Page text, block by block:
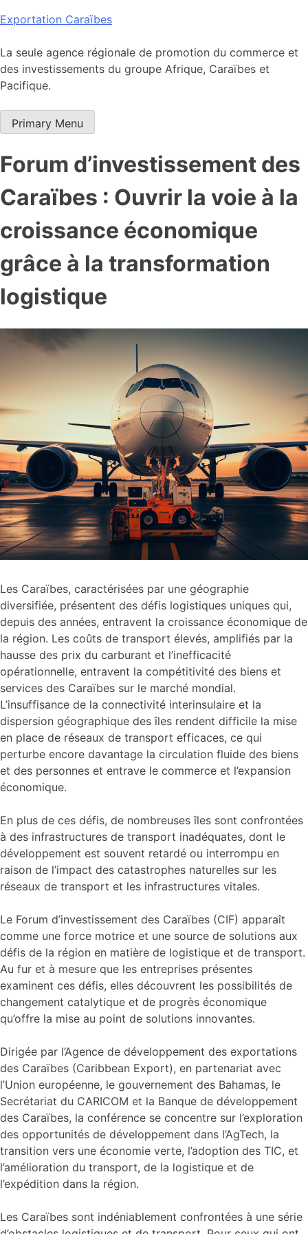
Skip
content
Exportation Caraïbes
La seule agence régionale de promotion du commerce et
des investissements du groupe Afrique, Caraïbes et
Pacifique.
Primary Menu
Forum d’investissement des
Caraïbes : Ouvrir la voie à la
croissance économique
grâce à la transformation
logistique
Les Caraïbes, caractérisées par une géographie
diversifiée, présentent des défis logistiques uniques qui,
depuis des années, entravent la croissance économique de
la région. Les coûts de transport élevés, amplifiés par la
hausse des prix du carburant et l’inefficacité
opérationnelle, entravent la compétitivité des biens et
services des Caraïbes sur le marché mondial.
L’insuffisance de la connectivité interinsulaire et la
dispersion géographique des îles rendent difficile la mise
en place de réseaux de transport efficaces, ce qui
perturbe encore davantage la circulation fluide des biens
et des personnes et entrave le commerce et l’expansion
économique.
En plus de ces défis, de nombreuses îles sont confrontées
à des infrastructures de transport inadéquates, dont le
développement est souvent retardé ou interrompu en
raison de l’impact des catastrophes naturelles sur les
réseaux de transport et les infrastructures vitales.
Le Forum d’investissement des Caraïbes (CIF) apparaît
comme une force motrice et une source de solutions aux
défis de la région en matière de logistique et de transport.
Au fur et à mesure que les entreprises présentes
examinent ces défis, elles découvrent les possibilités de
changement catalytique et de progrès économique
qu’offre la mise au point de solutions innovantes.
Dirigée par l’Agence de développement des exportations
des Caraïbes (Caribbean Export), en partenariat avec
l’Union européenne, le gouvernement des Bahamas, le
Secrétariat du CARICOM et la Banque de développement
des Caraïbes, la conférence se concentre sur l’exploration
des opportunités de développement dans l’AgTech, la
transition vers une économie verte, l’adoption des TIC, et
l’amélioration du transport, de la logistique et de
l’expédition dans la région.
Les Caraïbes sont indéniablement confrontées à une série